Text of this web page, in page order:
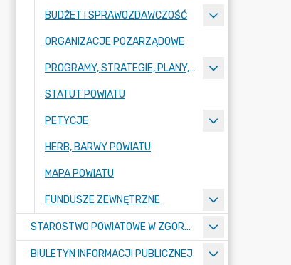
BUDŻET I SPRAWOZDAWCZOŚĆ
ORGANIZACJE POZARZĄDOWE
PROGRAMY, STRATEGIE, PLANY, RAPORTY
STATUT POWIATU
PETYCJE
HERB, BARWY POWIATU
MAPA POWIATU
FUNDUSZE ZEWNĘTRZNE
STAROSTWO POWIATOWE W ZGORZELCU
BIULETYN INFORMACJI PUBLICZNEJ